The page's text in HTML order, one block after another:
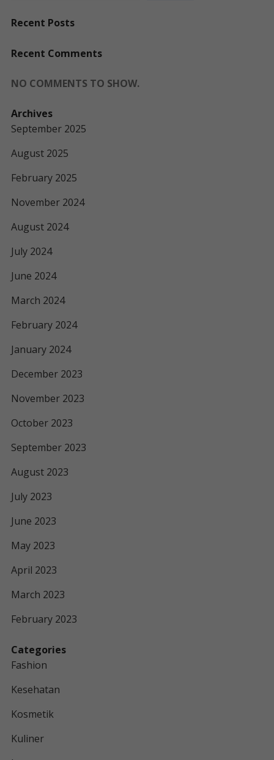
Recent Posts
Recent Comments
NO COMMENTS TO SHOW.
Archives
September 2025
August 2025
February 2025
November 2024
August 2024
July 2024
June 2024
March 2024
February 2024
January 2024
December 2023
November 2023
October 2023
September 2023
August 2023
July 2023
June 2023
May 2023
April 2023
March 2023
February 2023
Categories
Fashion
Kesehatan
Kosmetik
Kuliner